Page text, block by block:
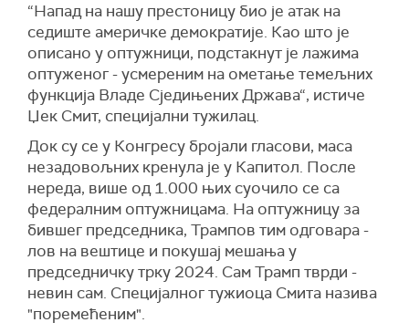
“Напад на нашу престоницу био је атак на
седиште америчке демократије. Као што је
описано у оптужници, подстакнут је лажима
оптуженог - усмереним на ометање темељних
функција Владе Сједињених Држава“, истиче
Џек Смит, специјални тужилац.
Док су се у Конгресу бројали гласови, маса
незадовољних кренула је у Капитол. После
нереда, више од 1.000 њих суочило се са
федералним оптужницама. На оптужницу за
бившег председника, Трампов тим одговара -
лов на вештице и покушај мешања у
председничку трку 2024. Сам Трамп тврди -
невин сам. Специјалног тужиоца Смита назива
"поремећеним".